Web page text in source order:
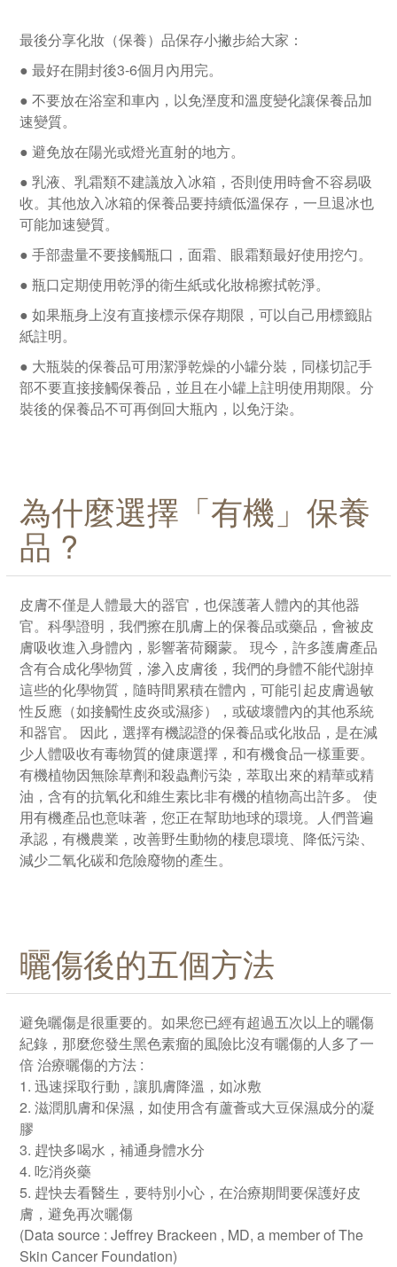
最後分享化妝（保養）品保存小撇步給大家：
● 最好在開封後3-6個月內用完。
● 不要放在浴室和車內，以免溼度和溫度變化讓保養品加
速變質。
● 避免放在陽光或燈光直射的地方。
● 乳液、乳霜類不建議放入冰箱，否則使用時會不容易吸
收。其他放入冰箱的保養品要持續低溫保存，一旦退冰也
可能加速變質。
● 手部盡量不要接觸瓶口，面霜、眼霜類最好使用挖勺。
● 瓶口定期使用乾淨的衛生紙或化妝棉擦拭乾淨。
● 如果瓶身上沒有直接標示保存期限，可以自己用標籤貼
紙註明。
● 大瓶裝的保養品可用潔淨乾燥的小罐分裝，同樣切記手
部不要直接接觸保養品，並且在小罐上註明使用期限。分
裝後的保養品不可再倒回大瓶內，以免汙染。
為什麼選擇「有機」保養
品 ?
皮膚不僅是人體最大的器官，也保護著人體內的其他器
官。科學證明，我們擦在肌膚上的保養品或藥品，會被皮
膚吸收進入身體內，影響著荷爾蒙。 現今，許多護膚產品
含有合成化學物質，滲入皮膚後，我們的身體不能代謝掉
這些的化學物質，隨時間累積在體內，可能引起皮膚過敏
性反應（如接觸性皮炎或濕疹），或破壞體內的其他系統
和器官。 因此，選擇有機認證的保養品或化妝品，是在減
少人體吸收有毒物質的健康選擇，和有機食品一樣重要。
有機植物因無除草劑和殺蟲劑污染，萃取出來的精華或精
油，含有的抗氧化和維生素比非有機的植物高出許多。 使
用有機產品也意味著，您正在幫助地球的環境。人們普遍
承認，有機農業，改善野生動物的棲息環境、降低污染、
減少二氧化碳和危險廢物的產生。
曬傷後的五個方法
避免曬傷是很重要的。如果您已經有超過五次以上的曬傷
紀錄，那麼您發生黑色素瘤的風險比沒有曬傷的人多了一
倍 治療曬傷的方法 :
1. 迅速採取行動，讓肌膚降溫，如冰敷
2. 滋潤肌膚和保濕，如使用含有蘆薈或大豆保濕成分的凝
膠
3. 趕快多喝水，補通身體水分
4. 吃消炎藥
5. 趕快去看醫生，要特別小心，在治療期間要保護好皮
膚，避免再次曬傷
(Data source : Jeffrey Brackeen , MD, a member of The
Skin Cancer Foundation)